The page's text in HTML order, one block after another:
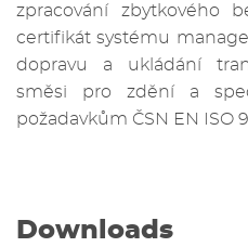
zpracování zbytkového
certifikát systému
dopravu a ukládání
směsi pro zdění a
požadavkům ČSN EN ISO
Downloads